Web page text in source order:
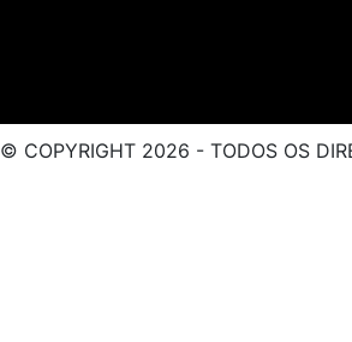
© COPYRIGHT 2026 - TODOS OS